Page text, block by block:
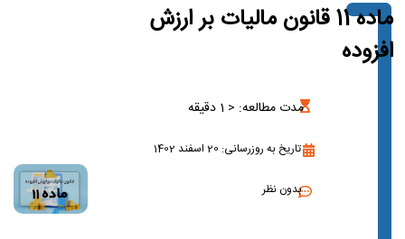
ماده 11 قانون مالیات بر ارزش
افزوده
مدت مطالعه: < 1 دقیقه
تاریخ به روزرسانی: 20 اسفند 1402
بدون نظر